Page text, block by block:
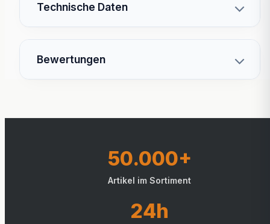
Technische Daten
Bewertungen
50.000+
Artikel im Sortiment
24h